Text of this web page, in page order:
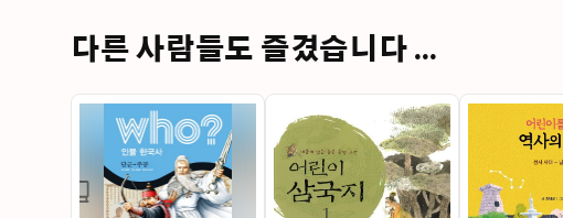
생
열쇠
이
을 통
양한
다른 사람들도 즐겼습니다 ...